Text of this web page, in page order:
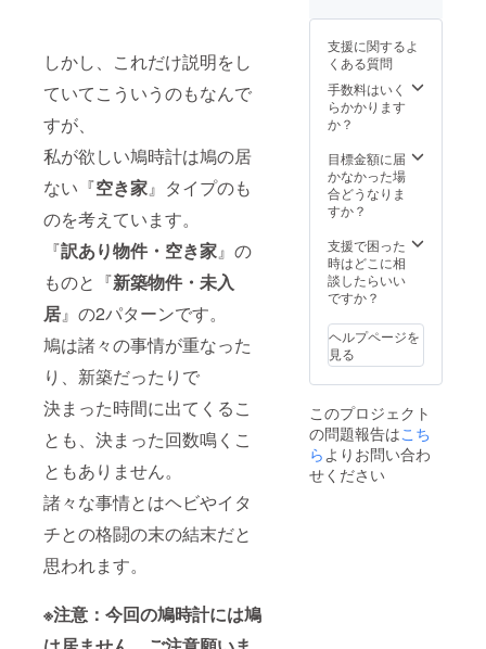
しかし、これだけ説明をし
ていてこういうのもなんで
すが、
私が欲しい鳩時計は鳩の居
ない『空き家』タイプのも
のを考えています。
『訳あり物件・空き家』の
ものと『新築物件・未入
居』の2パターンです。
鳩は諸々の事情が重なった
り、新築だったりで
決まった時間に出てくるこ
とも、決まった回数鳴くこ
ともありません。
諸々な事情とはヘビやイタ
チとの格闘の末の結末だと
思われます。
※注意：今回の鳩時計には鳩
（焼き
物の特
性とし
て個体
差が生
じるこ
す。）
重量：
600g程
を含
む） 単
3乾電池
LR6(1.5
付 訳あ
り物
件：税
込み
円 新築
物件：
税込み
11,000
円
を予定
ります
（お送
り先は
日本国
内に限
頂きま
す）。
原産
国：日
県有田
町 サイ
ズ：約
幅
奥行き
80mm×
高さ
150mm
物の特
性とし
て個体
差が生
じるこ
支援に関するよ
くある質問
手数料はいく
らかかります
か？
目標金額に届
かなかった場
合どうなりま
すか？
支援で困った
時はどこに相
談したらいい
ですか？
ヘルプページを
見る
このプロジェクト
の問題報告はこち
ら よりお問い合わ
せください